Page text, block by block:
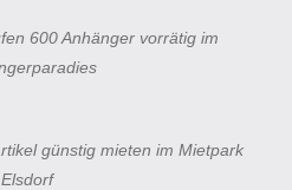
600 Anhänger vorrätig im
günstig mieten im Mietpark
Elsdorf